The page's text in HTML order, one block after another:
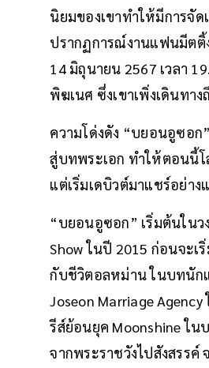
นิยมของเขาทำให้มีการจัด
ปรากฏการณ์งานแฟนมีตติ้
14 มิถุนายน 2567 เวลา
พิฆเนศ ซึ่งเขาเพิ่งเดินทา
ความโด่งดัง “บยอนอูซอ
สู่บทพระเอก ทำให้ตอนนี้โ
แต่เริ่มเดบิวต์มาแชร์อย่าง
“บยอนอูซอก” เริ่มต้นในว
Show ในปี 2015 ก่อนจะเ
กับชีวิตอลหม่าน ในบทนักแ
Joseon Marriage
รีส์ย้อนยุค Moonshine ใ
จากพระราชวังไปสังสรรค์